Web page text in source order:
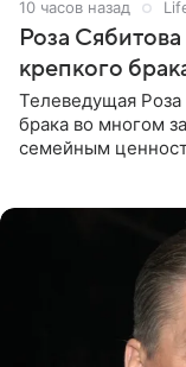
10 часов назад
Роза
крепкого
Телеведущая Роза
брака во многом
семейным